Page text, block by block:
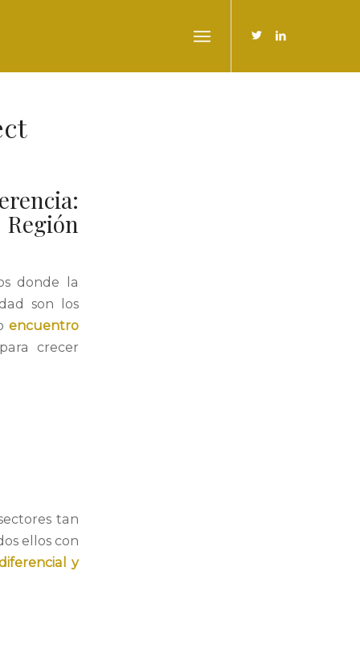
donde la
son los
encuentro
crecer
tan
ellos con
y